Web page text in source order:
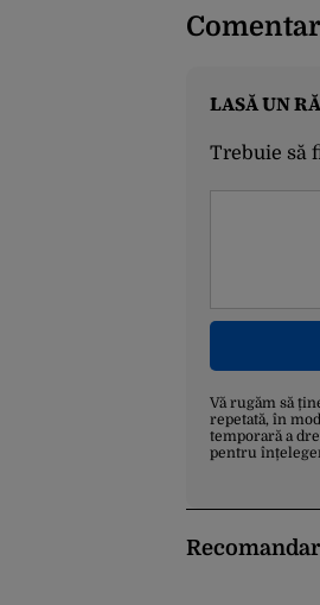
LASĂ UN
Trebuie să
Vă rugăm să
repetată, în
temporară a
pentru